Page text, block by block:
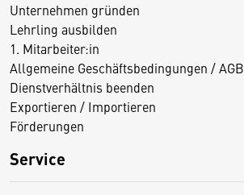
Unternehmen gründen
Lehrling ausbilden
1. Mitarbeiter:in
Allgemeine Geschäftsbedingungen / AGB
Dienstverhältnis beenden
Exportieren / Importieren
Förderungen
Service